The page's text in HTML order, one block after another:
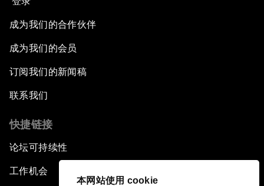
本网站使用 cookie
成为我们的合作伙伴
成为我们的会员
订阅我们的新闻稿
联系我们
快捷链接
论坛可持续性
工作机会